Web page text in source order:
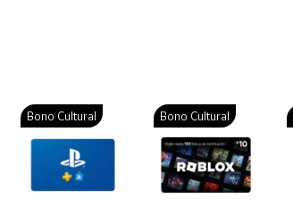
Bono Cultural Bono Cultural